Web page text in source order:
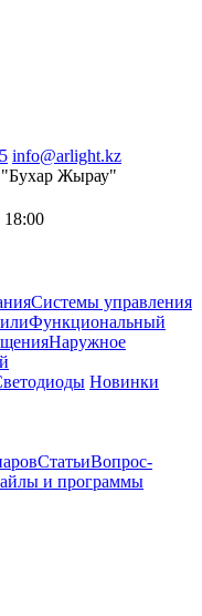
info@arlight.kz
Жырау"
18:00
Системы управления
Функциональный
Наружное
Новинки
СтатьиВопрос-
и программы